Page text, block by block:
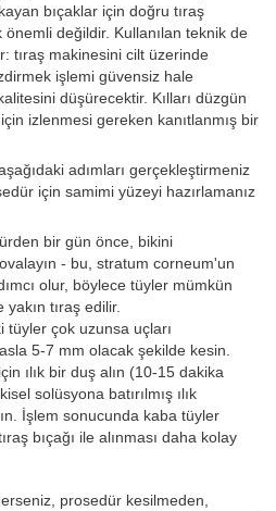
bıçaklar için doğru tıraş
önemli değildir. Kullanılan teknik de
tıraş makinesini cilt üzerinde
işlemi güvensiz hale
düşürecektir. Kılları düzgün
izlenmesi gereken kanıtlanmış bir
adımları gerçekleştirmeniz
için samimi yüzeyi hazırlamanız
bir gün önce, bikini
- bu, stratum corneum'un
olur, böylece tüyler mümkün
tıraş edilir.
tüyler çok uzunsa uçları
5-7 mm olacak şekilde kesin.
ılık bir duş alın (10-15 dakika
solüsyona batırılmış ılık
İşlem sonucunda kaba tüyler
bıçağı ile alınması daha kolay
prosedür kesilmeden,